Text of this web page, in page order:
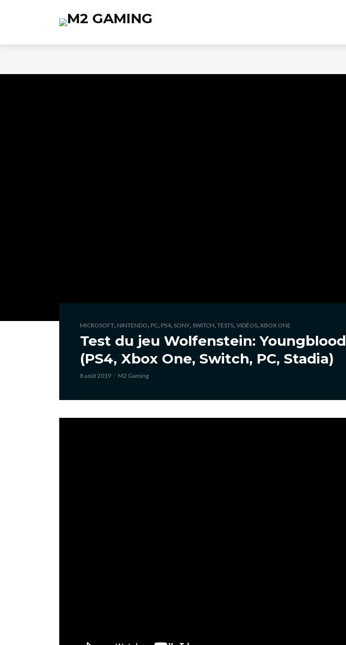
MICROSOFT, NINTENDO, PC, PS4, SONY, SWITCH, TESTS, VIDÉOS, XBOX ONE
Test du jeu Wolfenstein: Youngblood
(PS4, Xbox One, Switch, PC, Stadia)
8 août 2019 M2 Gaming